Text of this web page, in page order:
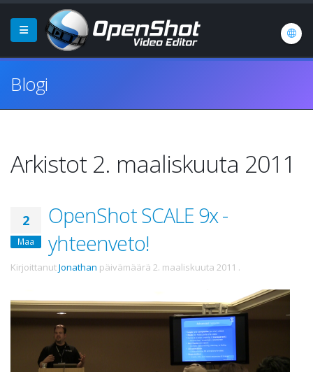
Blogi
Arkistot 2. maaliskuuta 2011
2
Maa
OpenShot SCALE 9x -
yhteenveto!
KirjoittanutJonathan päivämäärä 2. maaliskuuta 2011 .